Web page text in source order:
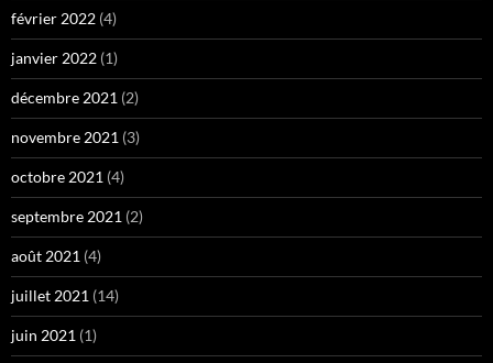
février 2022 (4)
janvier 2022 (1)
décembre 2021 (2)
novembre 2021 (3)
octobre 2021 (4)
septembre 2021 (2)
août 2021 (4)
juillet 2021 (14)
juin 2021 (1)